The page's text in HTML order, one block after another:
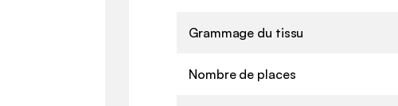
Grammage du tissu
Nombre de places